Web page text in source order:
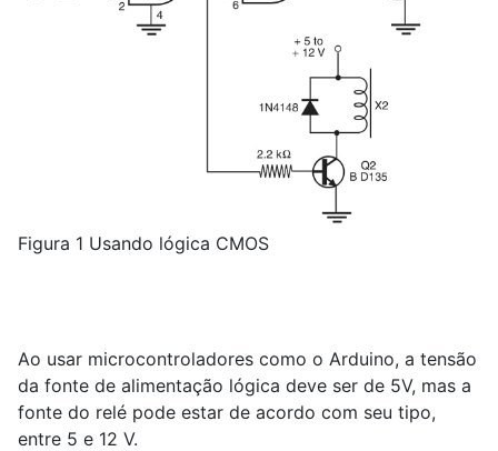
Figura 1 Usando lógica CMOS
Ao usar microcontroladores como o Arduino, a tensão
da fonte de alimentação lógica deve ser de 5V, mas a
fonte do relé pode estar de acordo com seu tipo,
entre 5 e 12 V.